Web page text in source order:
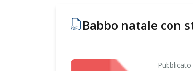
Babbo natale con
Pubblicato